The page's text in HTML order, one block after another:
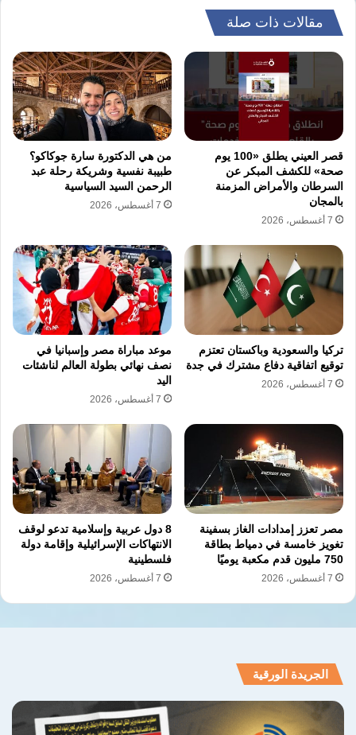
في مقديشو بالتواصل مع السلطات الصومالية
والعمل على ضمان سلامة البحارة المصريين
والإفراج عنهم في أسرع وقت ممكن.
كما أكدت الهيئة المصرية لسلامة الملاحة البحرية،
في بيان مساء أمس، أنها تتابع الموقف على مدار
الساعة بالتنسيق مع وزارة الخارجية والجهات
الدولية المعنية، موضحة أنها خاطبت رسميًا دولة
السفينة وفقًا لاتفاقية الأمم المتحدة لقانون البحار.
نسخ الرابط
مقالات ذات صلة
قصر العيني يطلق «100 يوم
صحة» للكشف المبكر عن
السرطان والأمراض المزمنة
بالمجان
7 أغسطس، 2026
من هي الدكتورة سارة جوكاكو؟
طبيبة نفسية وشريكة رحلة عبد
الرحمن السيد السياسية
7 أغسطس، 2026
تركيا والسعودية وباكستان تعتزم
توقيع اتفاقية دفاع مشترك في جدة
7 أغسطس، 2026
موعد مباراة مصر وإسبانيا في
نصف نهائي بطولة العالم لناشئات
اليد
7 أغسطس، 2026
مصر تعزز إمدادات الغاز بسفينة
تغويز خامسة في دمياط بطاقة
750 مليون قدم مكعبة يوميًا
7 أغسطس، 2026
8 دول عربية وإسلامية تدعو لوقف
الانتهاكات الإسرائيلية وإقامة دولة
فلسطينية
7 أغسطس، 2026
الجريدة الورقية